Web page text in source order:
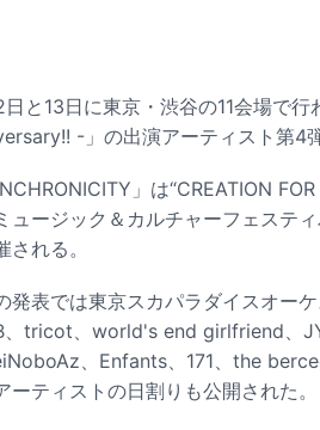
日と13日に東京・渋谷の11会場で
-」の出演アーティスト第4
」は“CREATION
ュージック＆カルチャーフェステ
される。
発表では東京スカパラダイスオー
、tricot、world's end girlfriend、
、Enfants、171、the
ーティストの日割りも公開された。